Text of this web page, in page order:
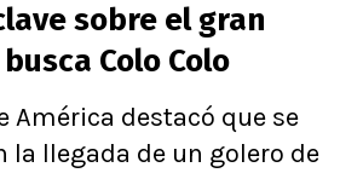
sobre el gran
Colo Colo
América destacó que se
la llegada de un golero de